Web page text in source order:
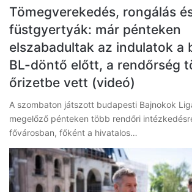
Tömegverekedés, rongálás
füstgyertyák: már pénteken
elszabadultak az indulatok a
BL-döntő előtt, a rendőrség
őrizetbe vett (videó)
A szombaton játszott budapesti Bajnokok
megelőző pénteken több rendőri
fővárosban, főként a hivatalos…